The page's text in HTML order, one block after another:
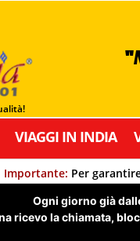
VIAGGI IN INDIA
Importante: Per
Ogni giorno già
ricevo la chiamata,